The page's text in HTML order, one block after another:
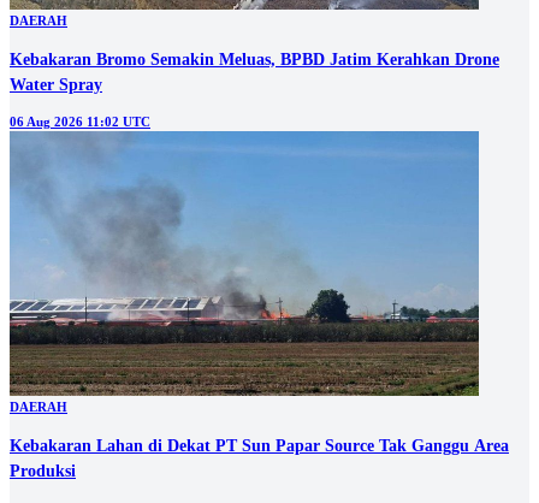
DAERAH
Kebakaran Bromo Semakin Meluas, BPBD Jatim Kerahkan Drone
Water Spray
06 Aug 2026 11:02 UTC
DAERAH
Kebakaran Lahan di Dekat PT Sun Papar Source Tak Ganggu Area
Produksi